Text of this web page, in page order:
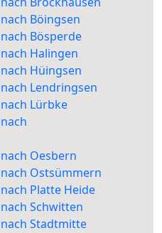
Böingsen
Bösperde
Halingen
Hüingsen
Lendringsen
Lürbke
Oesbern
Ostsümmern
Platte Heide
Schwitten
Stadtmitte